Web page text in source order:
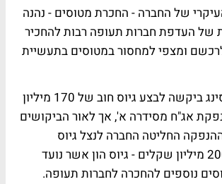
של החברה - החכרת מטוסים - נהנה
העדפת חברות תעופה רבות להחכיר
ומצפי למחסור במטוסים בתעשיית
גלובל כנפיים ליסינג ביקשה לבצע גיוס חוב של 170 מיליון
אג"ח מסידרה א', אך לאור הביקושים
החליטה החברה לנצל גיוס
מקסימאלי של 200 מיליון שקלים - גיוס הון אשר נועד
נוספים להחכרה לחברות תעופה.